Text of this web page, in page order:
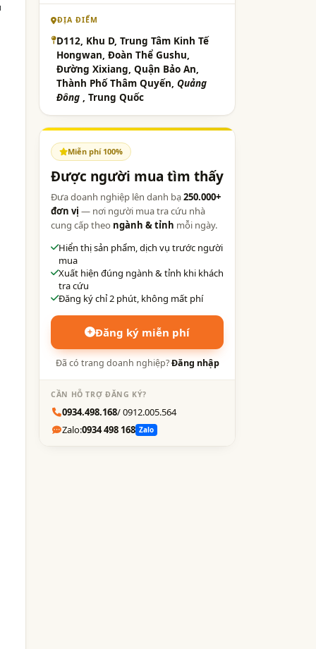
ĐỊA ĐIỂM
D112, Khu D, Trung Tâm Kinh Tế
Hongwan, Đoàn Thể Gushu,
Đường Xixiang, Quận Bảo An,
Thành Phố Thâm Quyến, Quảng
Đông , Trung Quốc
Miễn phí 100%
Được người mua tìm thấy
Đưa doanh nghiệp lên danh bạ250.000+
đơn vị — nơi người mua tra cứu nhà
cung cấp theo ngành & tỉnh mỗi ngày.
Hiển thị sản phẩm, dịch vụ trước người
mua
Xuất hiện đúng ngành & tỉnh khi khách
tra cứu
Đăng ký chỉ 2 phút, không mất phí
Đăng ký miễn phí
Đã có trang doanh nghiệp?Đăng nhập
CẦN HỖ TRỢ ĐĂNG KÝ?
0934.498.168/ 0912.005.564
Zalo:0934 498 168 Zalo